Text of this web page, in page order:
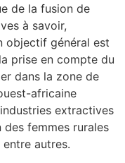
de la fusion de
à savoir,
objectif général est
prise en compte du
dans la zone de
africaine
extractives
des femmes rurales
autres.